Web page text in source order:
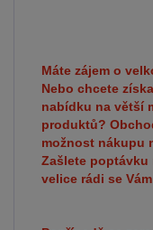
Máte zájem o
Nebo chcete
nabídku na větší
produktů?
možnost nákupu
Zašlete poptávku
velice rádi se